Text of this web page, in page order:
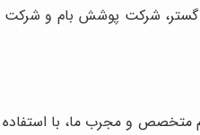
شرکت پوشش بام و شرکت
متخصص و مجرب ما، با